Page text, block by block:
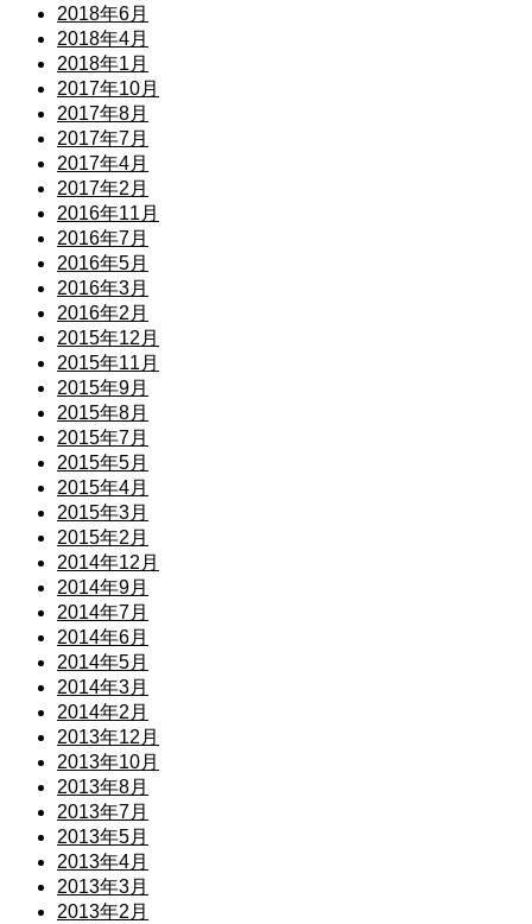
2018年6月
2018年4月
2018年1月
2017年10月
2017年8月
2017年7月
2017年4月
2017年2月
2016年11月
2016年7月
2016年5月
2016年3月
2016年2月
2015年12月
2015年11月
2015年9月
2015年8月
2015年7月
2015年5月
2015年4月
2015年3月
2015年2月
2014年12月
2014年9月
2014年7月
2014年6月
2014年5月
2014年3月
2014年2月
2013年12月
2013年10月
2013年8月
2013年7月
2013年5月
2013年4月
2013年3月
2013年2月